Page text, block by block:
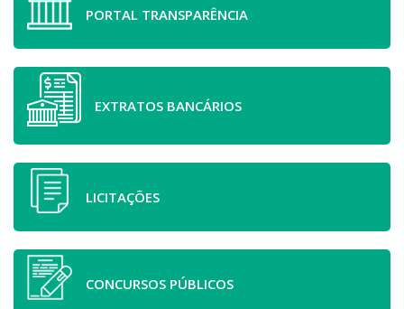
PORTAL TRANSPARÊNCIA
EXTRATOS BANCÁRIOS
LICITAÇÕES
CONCURSOS PÚBLICOS